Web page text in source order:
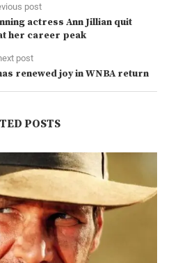
post
actress Ann Jillian quit
her career peak
post
renewed joy in WNBA return
POSTS